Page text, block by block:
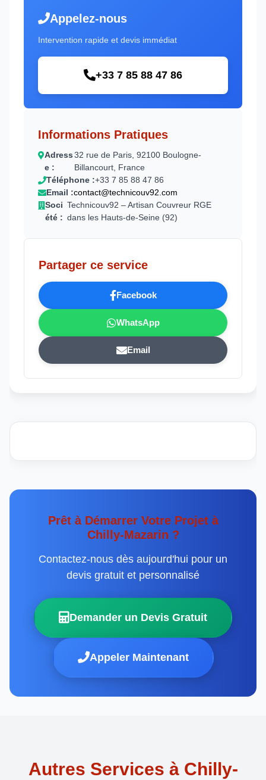
Appelez-nous
Intervention rapide et devis immédiat
+33 7 85 88 47 86
Informations Pratiques
Adress
e :
32 rue de Paris, 92100 Boulogne-
Billancourt, France
Téléphone :+33 7 85 88 47 86
Email :contact@technicouv92.com
Soci
été :
Technicouv92 – Artisan Couvreur RGE
dans les Hauts-de-Seine (92)
Partager ce service
Facebook
WhatsApp
Email
Prêt à Démarrer Votre Projet à
Chilly-Mazarin ?
Contactez-nous dès aujourd'hui pour un
devis gratuit et personnalisé
Demander un Devis Gratuit
Appeler Maintenant
Autres Services à Chilly-